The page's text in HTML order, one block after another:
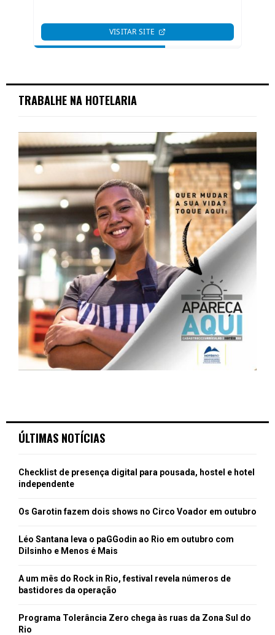
TRABALHE NA HOTELARIA
ÚLTIMAS NOTÍCIAS
Checklist de presença digital para pousada, hostel e hotel
independente
Os Garotin fazem dois shows no Circo Voador em outubro
Léo Santana leva o paGGodin ao Rio em outubro com
Dilsinho e Menos é Mais
A um mês do Rock in Rio, festival revela números de
bastidores da operação
Programa Tolerância Zero chega às ruas da Zona Sul do
Rio